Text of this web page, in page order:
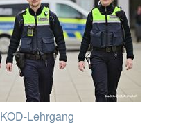
KOD-Lehrgang